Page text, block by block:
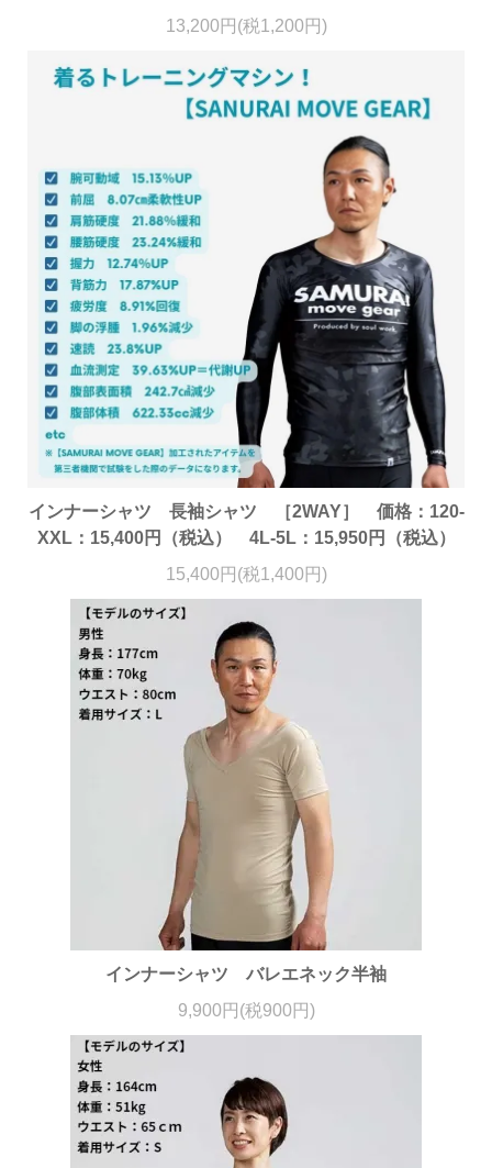
13,200円(税1,200円)
インナーシャツ 長袖シャツ ［2WAY］ 価格：120-
XXL：15,400円（税込） 4L-5L：15,950円（税込）
15,400円(税1,400円)
インナーシャツ バレエネック半袖
9,900円(税900円)